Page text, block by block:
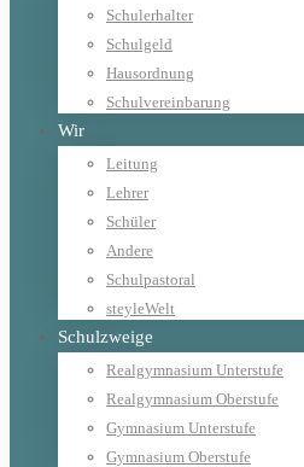
Schulerhalter
Schulgeld
Hausordnung
Schulvereinbarung
Wir
Leitung
Lehrer
Schüler
Andere
Schulpastoral
steyleWelt
Schulzweige
Realgymnasium Unterstufe
Realgymnasium Oberstufe
Gymnasium Unterstufe
Gymnasium Oberstufe